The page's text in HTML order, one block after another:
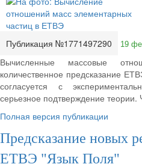
Публикация №1771497290 19
Вычисленные массовые
количественное предсказание
согласуется с
серьезное подтверждение теории.
Полная версия публикации
Предсказание новых
ЕТВЭ "Язык Поля"